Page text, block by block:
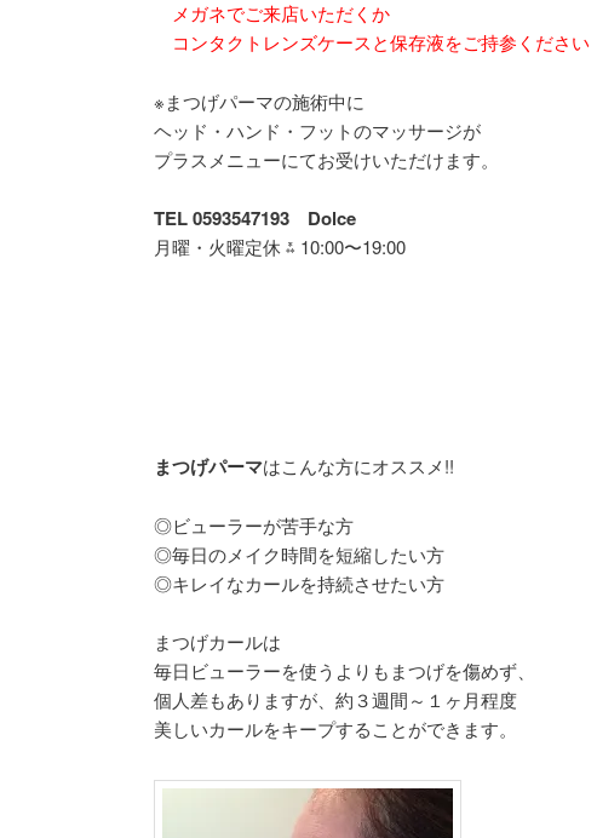
メガネでご来店いただくか
コンタクトレンズケースと保存液をご持参ください
※まつげパーマの施術中に
ヘッド・ハンド・フットのマッサージが
プラスメニューにてお受けいただけます。
TEL 0593547193 Dolce
月曜・火曜定休 ⁂ 10:00〜19:00
まつげパーマはこんな方にオススメ!!
◎ビューラーが苦手な方
◎毎日のメイク時間を短縮したい方
◎キレイなカールを持続させたい方
まつげカールは
毎日ビューラーを使うよりもまつげを傷めず、
個人差もありますが、約３週間～１ヶ月程度
美しいカールをキープすることができます。